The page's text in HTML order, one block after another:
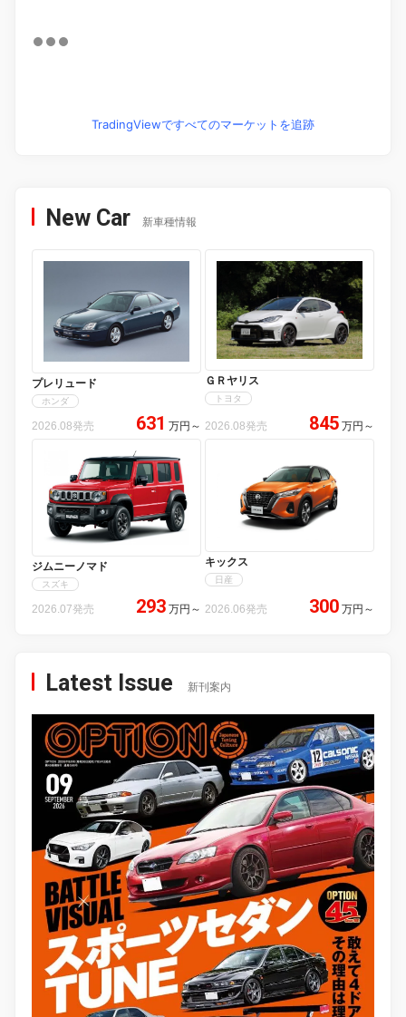
TradingViewですべてのマーケットを追跡
New Car 新車種情報
プレリュード
ホンダ
2026.08発売 631 万円 ～
ＧＲヤリス
トヨタ
2026.08発売 845 万円 ～
ジムニーノマド
スズキ
2026.07発売 293 万円 ～
キックス
日産
2026.06発売 300 万円 ～
Latest Issue 新刊案内